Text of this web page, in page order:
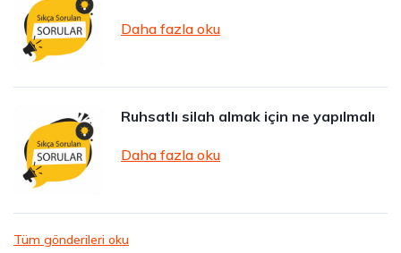
Daha fazla oku
Ruhsatlı silah almak için ne yapılmalı
Daha fazla oku
Tüm gönderileri oku